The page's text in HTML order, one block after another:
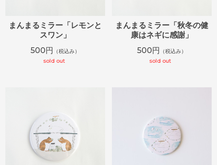
まんまるミラー「レモンと
スワン」
500円
（税込み）
sold out
まんまるミラー「秋冬の健
康はネギに感謝」
500円
（税込み）
sold out